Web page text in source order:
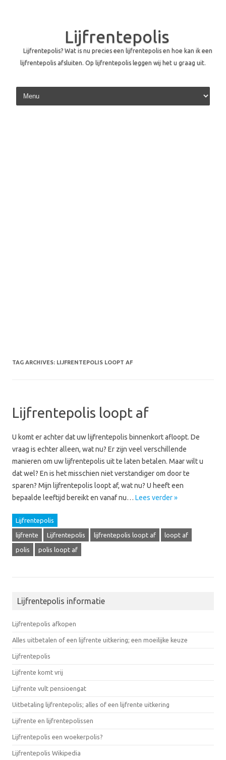
Lijfrentepolis
Lijfrentepolis? Wat is nu precies een lijfrentepolis en hoe kan ik een
lijfrentepolis afsluiten. Op lijfrentepolis leggen wij het u graag uit.
Skip to content
TAG ARCHIVES: LIJFRENTEPOLIS LOOPT AF
Lijfrentepolis loopt af
U komt er achter dat uw lijfrentepolis binnenkort afloopt. De
vraag is echter alleen, wat nu? Er zijn veel verschillende
manieren om uw lijfrentepolis uit te laten betalen. Maar wilt u
dat wel? En is het misschien niet verstandiger om door te
sparen? Mijn lijfrentepolis loopt af, wat nu? U heeft een
bepaalde leeftijd bereikt en vanaf nu… Lees verder »
Lijfrentepolis
lijfrente Lijfrentepolis lijfrentepolis loopt af loopt af
polis polis loopt af
Lijfrentepolis informatie
Lijfrentepolis afkopen
Alles uitbetalen of een lijfrente uitkering; een moeilijke keuze
Lijfrentepolis
Lijfrente komt vrij
Lijfrente vult pensioengat
Uitbetaling lijfrentepolis; alles of een lijfrente uitkering
Lijfrente en lijfrentepolissen
Lijfrentepolis een woekerpolis?
Lijfrentepolis Wikipedia